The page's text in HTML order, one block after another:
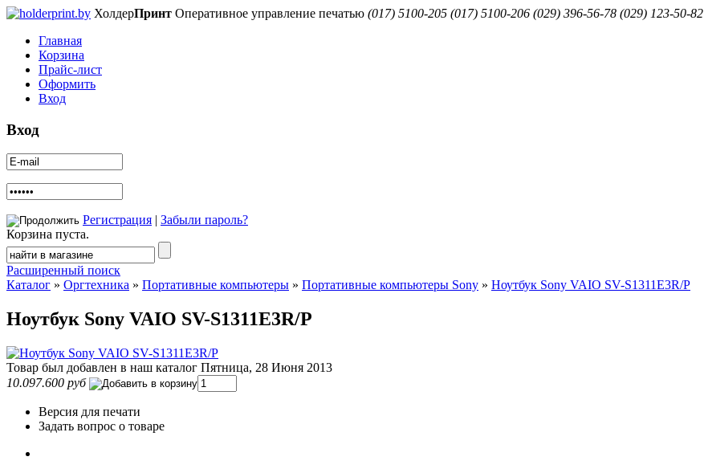
ХолдерПринт Оперативное управление печатью (017) 5100-205 (017) 5100-206 (029) 396-56-78 (029) 123-50-82
Главная
Корзина
Прайс-лист
Оформить
Вход
Вход
Регистрация | Забыли пароль?
Корзина пуста.
Расширенный поиск
Каталог » Оргтехника » Портативные компьютеры » Портативные компьютеры Sony » Ноутбук Sony VAIO SV-S1311E3R/P
Ноутбук Sony VAIO SV-S1311E3R/P
Товар был добавлен в наш каталог Пятница, 28 Июня 2013
10.097.600 руб
Версия для печати
Задать вопрос о товаре